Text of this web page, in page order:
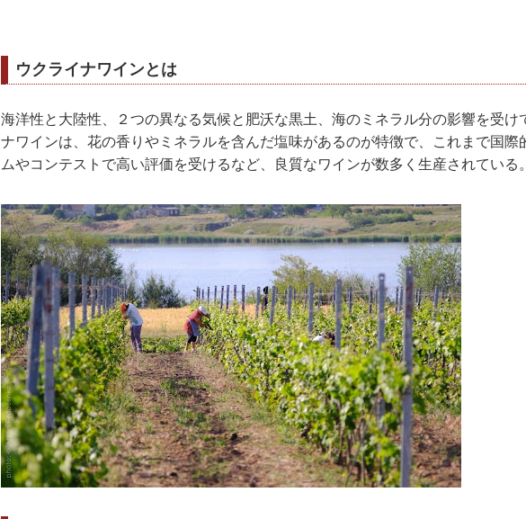
ウクライナワインとは
海洋性と大陸性、２つの異なる気候と肥沃な黒土、海のミネラル分の影響を受け
ナワインは、花の香りやミネラルを含んだ塩味があるのが特徴で、これまで国際
ムやコンテストで高い評価を受けるなど、良質なワインが数多く生産されている。